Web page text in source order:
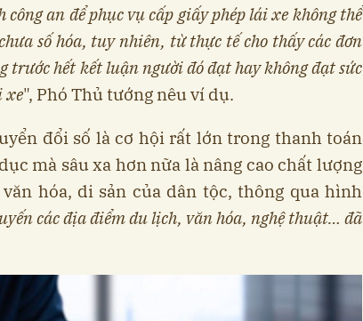
an để phục vụ cấp giấy phép lái xe không thể
số hóa, tuy nhiên, từ thực tế cho thấy các đơn
trước hết kết luận người đó đạt hay không đạt sức
xe", Phó Thủ tướng nêu ví dụ.
đổi số là cơ hội rất lớn trong thanh toán
mà sâu xa hơn nữa là nâng cao chất lượng
hóa, di sản của dân tộc, thông qua hình
các địa điểm du lịch, văn hóa, nghệ thuật… đã